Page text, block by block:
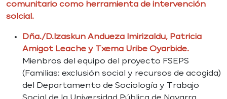
comunitario como herramienta de intervención
solcial.
Dña./D.Izaskun Andueza Imirizaldu, Patricia
Amigot Leache y Txema Uribe Oyarbide.
Mienbros del equipo del proyecto FSEPS
(Familias: exclusión social y recursos de acogida)
del Departamento de Sociología y Trabajo